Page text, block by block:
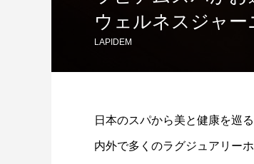
ウェルネスジャ
LAPIDEM
日本のスパから美と健康を巡
内外で多くのラグジュアリー